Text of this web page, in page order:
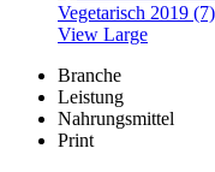
View Large
Branche
Leistung
Nahrungsmittel
Print